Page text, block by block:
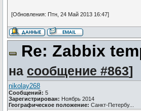
[Обновления: Птн, 24 Май 2013 16:47]
Re: Zabbix
на сообщение #863]
nikolay268
Сообщений: 5
Зарегистрирован: Ноябрь 2014
Географическое положение: Санкт-Петербу...